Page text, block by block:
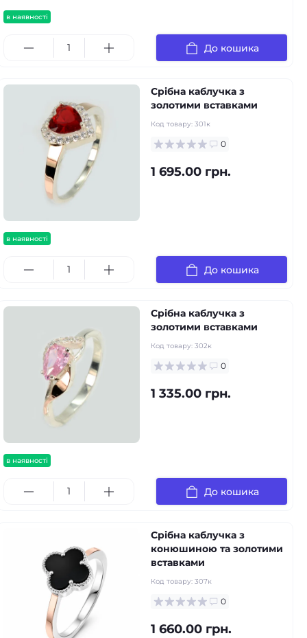
в наявності
До кошика
в наявності
Срібна каблучка з
золотими вставками
Код товару: 301к
0
1 695.00 грн.
До кошика
в наявності
Срібна каблучка з
золотими вставками
Код товару: 302к
0
1 335.00 грн.
До кошика
Срібна каблучка з
конюшиною та золотими
вставками
Код товару: 307к
0
1 660.00 грн.